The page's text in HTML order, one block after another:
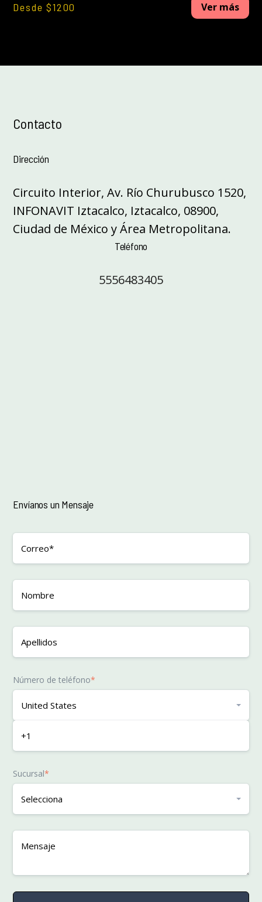
Desde $1200 Ver más
Contacto
Dirección
Circuito Interior, Av. Río Churubusco 1520,
INFONAVIT Iztacalco, Iztacalco, 08900,
Ciudad de México y Área Metropolitana.
Teléfono
5556483405
Envíanos un Mensaje
Número de teléfono*
Sucursal*